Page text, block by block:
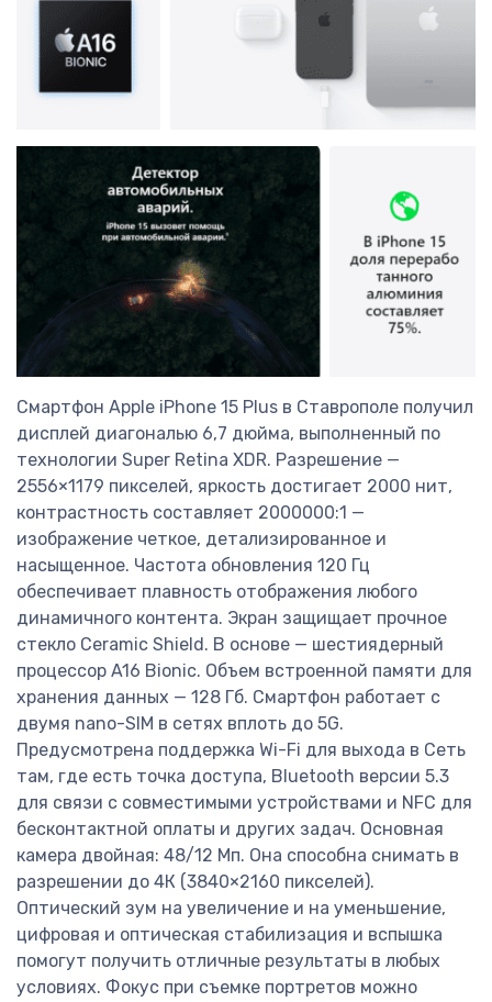
Смартфон Apple iPhone 15 Plus в Ставрополе получил
дисплей диагональю 6,7 дюйма, выполненный по
технологии Super Retina XDR. Разрешение —
2556×1179 пикселей, яркость достигает 2000 нит,
контрастность составляет 2000000:1 —
изображение четкое, детализированное и
насыщенное. Частота обновления 120 Гц
обеспечивает плавность отображения любого
динамичного контента. Экран защищает прочное
стекло Ceramic Shield. В основе — шестиядерный
процессор A16 Bionic. Объем встроенной памяти для
хранения данных — 128 Гб. Смартфон работает с
двумя nano-SIM в сетях вплоть до 5G.
Предусмотрена поддержка Wi-Fi для выхода в Сеть
там, где есть точка доступа, Bluetooth версии 5.3
для связи с совместимыми устройствами и NFC для
бесконтактной оплаты и других задач. Основная
камера двойная: 48/12 Мп. Она способна снимать в
разрешении до 4К (3840×2160 пикселей).
Оптический зум на увеличение и на уменьшение,
цифровая и оптическая стабилизация и вспышка
помогут получить отличные результаты в любых
условиях. Фокус при съемке портретов можно